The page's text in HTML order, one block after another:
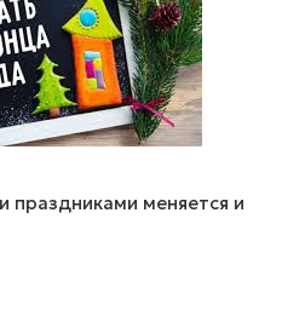
праздниками меняется и